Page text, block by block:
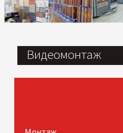
Видеомонтаж